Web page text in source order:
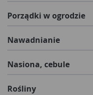
Porządki w ogrodzie
Nawadnianie
Nasiona, cebule
Rośliny